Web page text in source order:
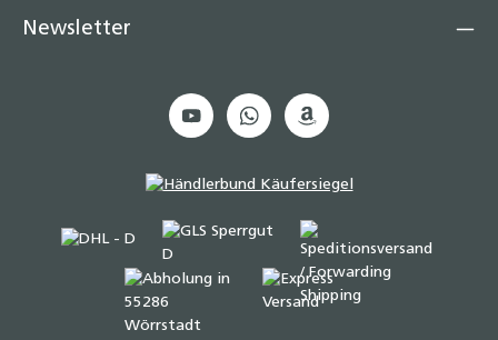
Newsletter